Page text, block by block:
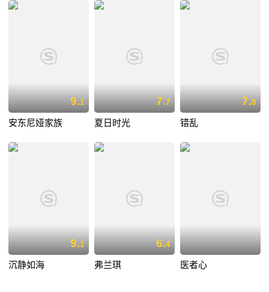
9.1
安东尼娅家族
7.7
夏日时光
7.0
错乱
9.1
沉静如海
6.4
弗兰琪 医者心